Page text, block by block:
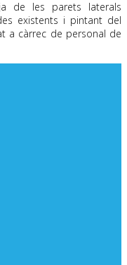
de les parets laterals
existents i pintant del
a càrrec de personal de